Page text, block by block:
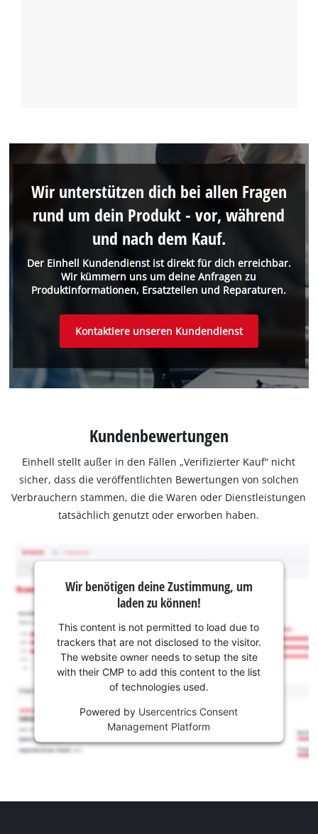
Der Einhell Kundendienst ist direkt für dich erreichbar.
Wir kümmern uns um deine Anfragen zu
Produktinformationen, Ersatzteilen und Reparaturen.
Wir unterstützen dich bei allen Fragen
rund um dein Produkt - vor, während
und nach dem Kauf.
Kontaktiere unseren Kundendienst
Kundenbewertungen
Einhell stellt außer in den Fällen „Verifizierter Kauf“ nicht
sicher, dass die veröffentlichten Bewertungen von solchen
Verbrauchern stammen, die die Waren oder Dienstleistungen
tatsächlich genutzt oder erworben haben.
Wir benötigen deine Zustimmung, um
laden zu können!
This content is not permitted to load due to
trackers that are not disclosed to the visitor.
The website owner needs to setup the site
with their CMP to add this content to the list
of technologies used.
Powered by Usercentrics Consent
Management Platform